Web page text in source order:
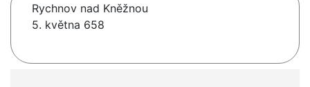
Rychnov nad Kněžnou
5. května 658